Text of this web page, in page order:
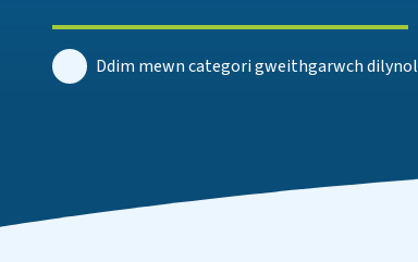
Ddim mewn categori gweithgarwch dilynol